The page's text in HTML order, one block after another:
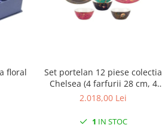
floral
Set portelan 12 piese colectia
Chelsea (4 farfurii 28 cm, 4
farfuri 20 cm si 4 boluri supa
2.018,00 Lei
1 IN STOC